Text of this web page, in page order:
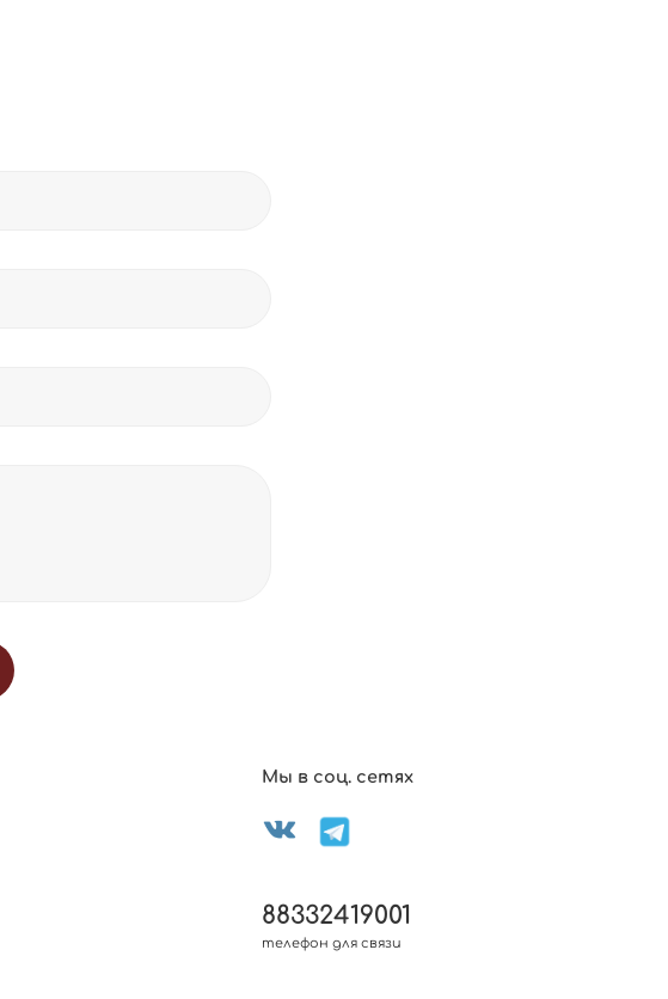
Мы в соц. сетях
88332419001
телефон для связи